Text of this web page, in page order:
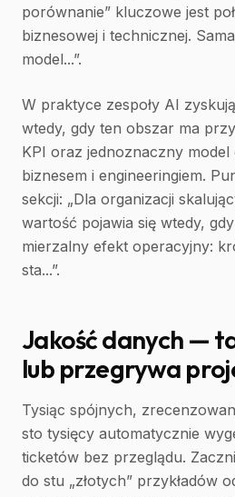
porównanie” kluczowe jest
biznesowej i technicznej.
model...”.
W praktyce zespoły AI
wtedy, gdy ten obszar ma
KPI oraz jednoznaczny
biznesem i engineeringiem.
sekcji: „Dla organizacji
wartość pojawia się wtedy,
mierzalny efekt operacyjny:
sta...”.
Jakość danych —
lub przegrywa
Tysiąc spójnych,
sto tysięcy automatycznie
ticketów bez przeglądu.
do stu „złotych” przykładów